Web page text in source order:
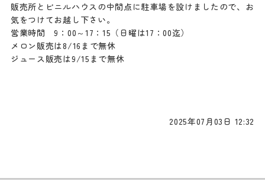
販売所とビニルハウスの中間点に駐車場を設けましたので、お
気をつけてお越し下さい。
営業時間 9：00～17：15（日曜は17：00迄）
メロン販売は8/16まで無休
ジュース販売は9/15まで無休
2025年07月03日 12:32